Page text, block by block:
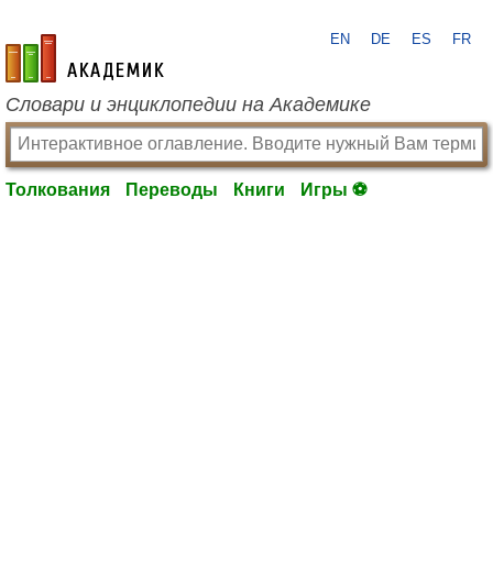
academic.ru
EN DE ES FR
Словари и энциклопедии на Академике
Толкования Переводы Книги Игры ⚽